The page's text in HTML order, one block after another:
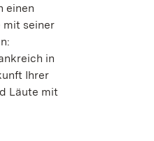
einen
mit seiner
in
Ihrer
Läute mit